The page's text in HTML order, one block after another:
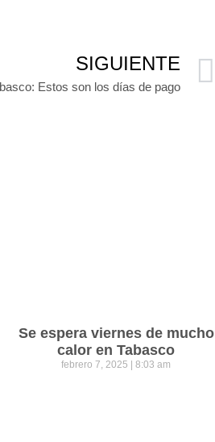
SIGUIENTE
Estos son los días de pago
Se espera viernes de mucho
calor en Tabasco
febrero 7, 2025 8:03 am